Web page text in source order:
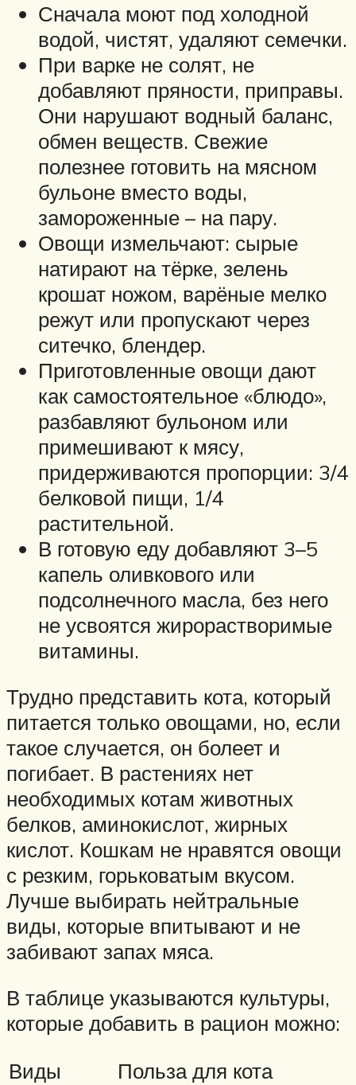
Сначала моют под холодной
водой, чистят, удаляют семечки.
При варке не солят, не
добавляют пряности, приправы.
Они нарушают водный баланс,
обмен веществ. Свежие
полезнее готовить на мясном
бульоне вместо воды,
замороженные – на пару.
Овощи измельчают: сырые
натирают на тёрке, зелень
крошат ножом, варёные мелко
режут или пропускают через
ситечко, блендер.
Приготовленные овощи дают
как самостоятельное «блюдо»,
разбавляют бульоном или
примешивают к мясу,
придерживаются пропорции: 3/4
белковой пищи, 1/4
растительной.
В готовую еду добавляют 3–5
капель оливкового или
подсолнечного масла, без него
не усвоятся жирорастворимые
витамины.
Трудно представить кота, который
питается только овощами, но, если
такое случается, он болеет и
погибает. В растениях нет
необходимых котам животных
белков, аминокислот, жирных
кислот. Кошкам не нравятся овощи
с резким, горьковатым вкусом.
Лучше выбирать нейтральные
виды, которые впитывают и не
забивают запах мяса.
В таблице указываются культуры,
которые добавить в рацион можно:
Виды
Польза для кота